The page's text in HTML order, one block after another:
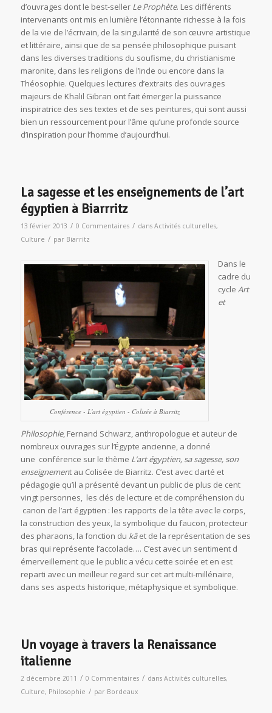
d’ouvrages dont le best-seller Le Prophète. Les différents
intervenants ont mis en lumière l’étonnante richesse à la fois
de la vie de l’écrivain, de la singularité de son œuvre artistique
et littéraire, ainsi que de sa pensée philosophique puisant
dans les diverses traditions du soufisme, du christianisme
maronite, dans les religions de l’Inde ou encore dans la
Théosophie. Quelques lectures d’extraits des ouvrages
majeurs de Khalil Gibran ont fait émerger la puissance
inspiratrice des ses textes et de ses peintures, qui sont aussi
bien un ressourcement pour l’âme qu’une profonde source
d’inspiration pour l’homme d’aujourd’hui.
La sagesse et les enseignements de l’art
égyptien à Biarrritz
13 février 2013 / 0 Commentaires / dans Activités culturelles,
Culture / par Biarritz
Conférence - L'art égyptien - Colisée à Biarritz
Dans le
cadre du
cycle Art
et
Philosophie, Fernand Schwarz, anthropologue et auteur de
nombreux ouvrages sur l’Égypte ancienne, a donné
une conférence sur le thème L’art égyptien, sa sagesse, son
enseignement au Colisée de Biarritz. C’est avec clarté et
pédagogie qu’il a présenté devant un public de plus de cent
vingt personnes, les clés de lecture et de compréhension du
canon de l’art égyptien : les rapports de la tête avec le corps,
la construction des yeux, la symbolique du faucon, protecteur
des pharaons, la fonction du kâet de la représentation de ses
bras qui représente l’accolade…. C’est avec un sentiment d
émerveillement que le public a vécu cette soirée et en est
reparti avec un meilleur regard sur cet art multi-millénaire,
dans ses aspects historique, métaphysique et symbolique.
Un voyage à travers la Renaissance
italienne
2 décembre 2011 / 0 Commentaires / dans Activités culturelles,
Culture, Philosophie / par Bordeaux